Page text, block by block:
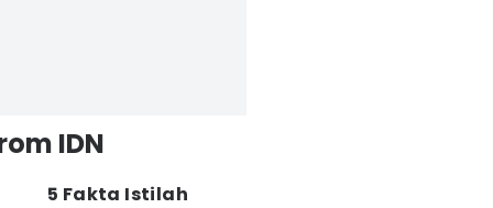
IDN
5 Fakta Istilah